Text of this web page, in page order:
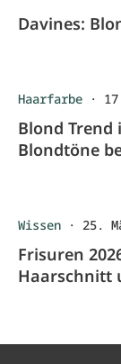
Davines:
Haarfarbe ·
Blond Trend
Blondtöne
Wissen · 25.
Frisuren
Haarschnitt